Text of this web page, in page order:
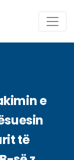
e
të